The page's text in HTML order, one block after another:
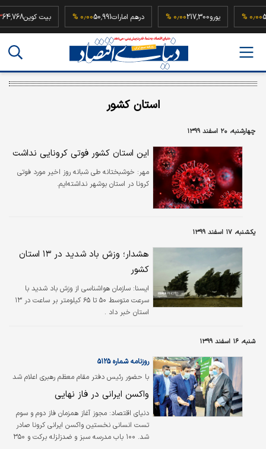
یورو217,300 درهم امارات50,991 بیت کوین
استان کشور
چهارشنبه، ۲۰ اسفند ۱۳۹۹
این استان کشور فوتی کرونایی نداشت
مهر: خوشبختانه طی شبانه روز اخیر مورد فوتی
کرونا در استان بوشهر نداشته‌ایم.
یکشنبه، ۱۷ اسفند ۱۳۹۹
هشدار؛ وزش باد شدید در ۱۳ استان
کشور
ايسنا: سازمان هواشناسی از وزش باد شدید با
سرعت متوسط ۵۰ تا ۶۵ کیلومتر بر ساعت در ۱۳
استان خبر داد .
شنبه، ۱۶ اسفند ۱۳۹۹
با حضور رئیس دفتر مقام معظم رهبری اعلام شد
روزنامه شماره ۵۱۲۵
واکسن ایرانی در فاز نهایی
دنیای اقتصاد: مجوز آغاز همزمان فاز دوم و سوم
تست انسانی نخستین واکسن ایرانی کرونا صادر
شد. ۱۰۰ باب مدرسه سبز و ضدزلزله برکت و ۳۵۰